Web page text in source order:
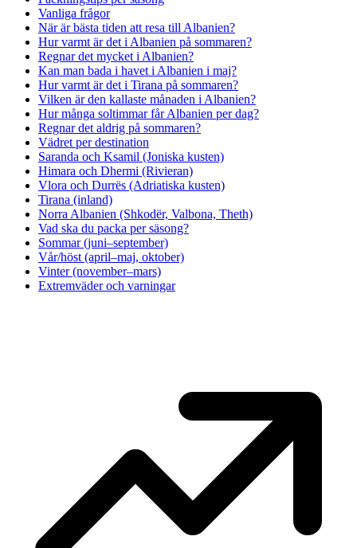
Vanliga frågor
När är bästa tiden att resa till Albanien?
Hur varmt är det i Albanien på sommaren?
Regnar det mycket i Albanien?
Kan man bada i havet i Albanien i maj?
Hur varmt är det i Tirana på sommaren?
Vilken är den kallaste månaden i Albanien?
Hur många soltimmar får Albanien per dag?
Regnar det aldrig på sommaren?
Vädret per destination
Saranda och Ksamil (Joniska kusten)
Himara och Dhermi (Rivieran)
Vlora och Durrës (Adriatiska kusten)
Tirana (inland)
Norra Albanien (Shkodër, Valbona, Theth)
Vad ska du packa per säsong?
Sommar (juni–september)
Vår/höst (april–maj, oktober)
Vinter (november–mars)
Extremväder och varningar